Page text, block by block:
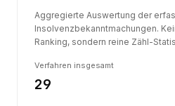
Aggregierte Auswertung der
Insolvenzbekanntmachungen.
Ranking, sondern reine Zähl-
Verfahren insgesamt
29